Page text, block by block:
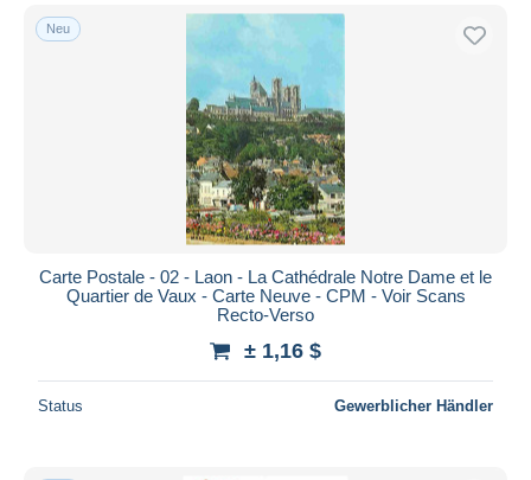
Neu
Carte Postale - 02 - Laon - La Cathédrale Notre Dame et le
Quartier de Vaux - Carte Neuve - CPM - Voir Scans
Recto-Verso
± 1,16 $
Status Gewerblicher Händler